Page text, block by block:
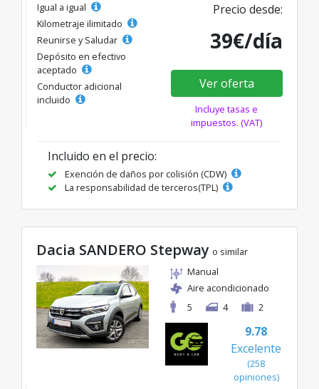
Igual a igual
Kilometraje ilimitado
Reunirse y Saludar
Depósito en efectivo
aceptado
Conductor adicional
incluido
Precio desde:
39€/día
Ver oferta
Incluye tasas e
impuestos. (VAT)
Incluido en el precio:
Exención de daños por colisión (CDW)
La responsabilidad de terceros(TPL)
Dacia SANDERO Stepway o similar
Manual
Aire acondicionado
5
4 2
9.78
Excelente
(258
opiniones)